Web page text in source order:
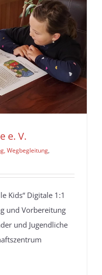
e. V.
Wegbegleitung,
Kids“ Digitale 1:1
und Vorbereitung
und Jugendliche